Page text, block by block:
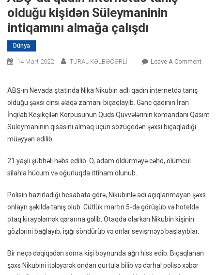
olduğu kişidən Süleymaninin
intiqamını almağa çalışdı
Dünya
14 Mart 2022 TURAL KƏLBƏCƏRLİ Leave A CommentOn
Tanış
ABŞ-ın Nevada ştatında Nika Nikubin adlı qadın internetdə tanış
olduğu şəxsi cinsi əlaqə zamanı bıçaqlayıb. Gənc qadının İran
İnqilab Keşikçiləri Korpusunun Qüds Qüvvələrinin komandanı Qasım
Süleymaninin qisasını almaq üçün sözügedən şəxsi bıçaqladığı
müəyyən edilib.
21 yaşlı şübhəli həbs edilib. O, adam öldürməyə cəhd, ölümcül
silahla hücum və oğurluqda ittiham olunub.
Polisin hazırladığı hesabata görə, Nikubinlə adı açıqlanmayan şəxs
onlayn şəkildə tanış olub. Cütlük martın 5-də görüşüb və hoteldə
otaq kirayələmək qərarına gəlib. Otaqda olarkən Nikubin kişinin
gözlərini bağlayıb, işığı söndürüb və onlar sevişməyə başlayıblar.
Bir neçə dəqiqədən sonra kişi boynunda ağrı hiss edib. Bıçaqlanan
şəxs Nikubini itələyərək ondan qurtula bilib və dərhal polisə xəbər